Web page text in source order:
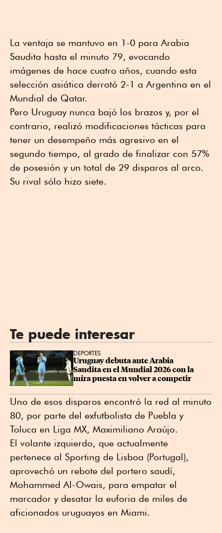
La ventaja se mantuvo en 1-0 para Arabia
Saudita hasta el minuto 79, evocando
imágenes de hace cuatro años, cuando esta
selección asiática derrotó 2-1 a Argentina en el
Mundial de Qatar.
Pero Uruguay nunca bajó los brazos y, por el
contrario, realizó modificaciones tácticas para
tener un desempeño más agresivo en el
segundo tiempo, al grado de finalizar con 57%
de posesión y un total de 29 disparos al arco.
Su rival sólo hizo siete.
Te puede interesar
DEPORTES
Uruguay debuta ante Arabia
Saudita en el Mundial 2026 con la
mira puesta en volver a competir
Uno de esos disparos encontró la red al minuto
80, por parte del exfutbolista de Puebla y
Toluca en Liga MX, Maximiliano Araújo.
El volante izquierdo, que actualmente
pertenece al Sporting de Lisboa (Portugal),
aprovechó un rebote del portero saudí,
Mohammed Al-Owais, para empatar el
marcador y desatar la euforia de miles de
aficionados uruguayos en Miami.